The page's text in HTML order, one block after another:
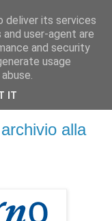
condividere
alla
deliver its services
user-agent are
and security
usage
IT